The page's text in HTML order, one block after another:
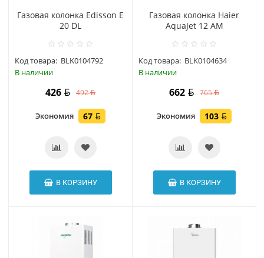
Газовая колонка Edisson E
20 DL
Код товара: BLK0104792
В наличии
426 492
Экономия 67
В КОРЗИНУ
Газовая колонка Haier
AquaJet 12 AM
Код товара: BLK0104634
В наличии
662 765
Экономия 103
В КОРЗИНУ